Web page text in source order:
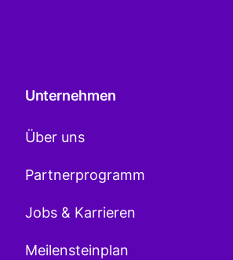
Unternehmen
Über uns
Partnerprogramm
Jobs & Karrieren
Meilensteinplan